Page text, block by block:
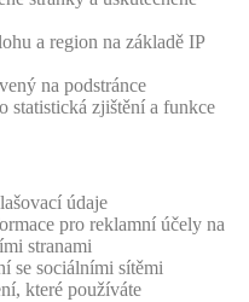
a region na základě IP
na podstránce
zjištění a funkce
údaje
pro reklamní účely na
stranami
se sociálními sítěmi
které používáte